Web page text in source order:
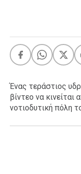
A-List
LIFE
Ένας τεράστιος
βίντεο να
νοτιοδυτική πόλη